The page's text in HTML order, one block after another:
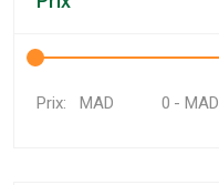
Prix: MAD - MAD